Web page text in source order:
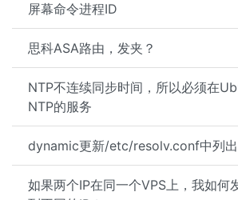
屏幕命令进程ID
思科ASA路由，发夹？
NTP不连续同步时间，所以必须在
NTP的服务
dynamic更新/etc/resolv.conf中列
如果两个IP在同一个VPS上，我如何